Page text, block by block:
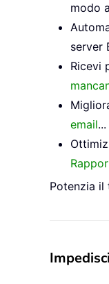
modo
server
Ricevi
email...
Potenzia il